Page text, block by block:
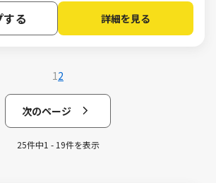
る 詳細を見る
12
次のページ
25件中1 - 19件を表示